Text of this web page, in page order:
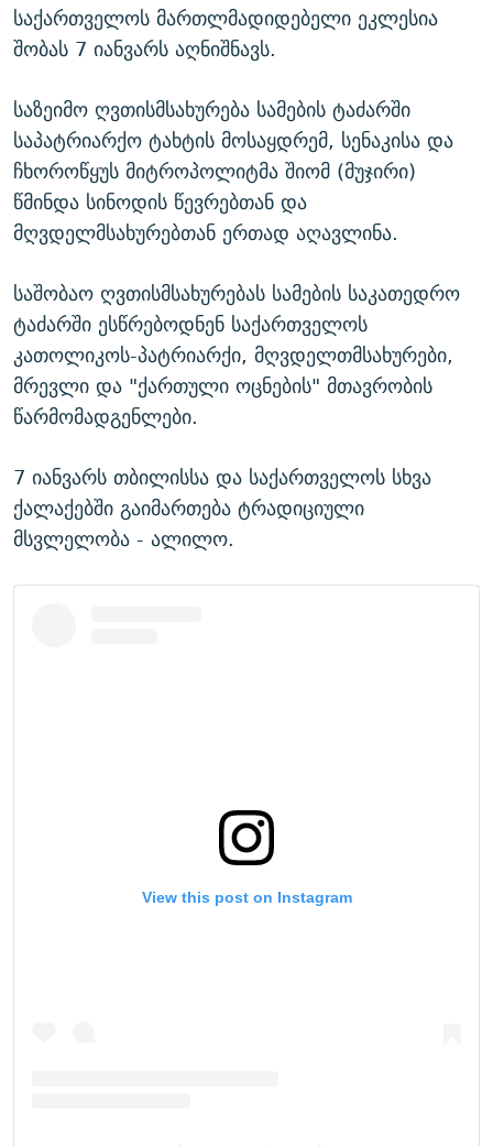
საქართველოს მართლმადიდებელი ეკლესია
შობას 7 იანვარს აღნიშნავს.
საზეიმო ღვთისმსახურება სამების ტაძარში
საპატრიარქო ტახტის მოსაყდრემ, სენაკისა და
ჩხოროწყუს მიტროპოლიტმა შიომ (მუჯირი)
წმინდა სინოდის წევრებთან და
მღვდელმსახურებთან ერთად აღავლინა.
საშობაო ღვთისმსახურებას სამების საკათედრო
ტაძარში ესწრებოდნენ საქართველოს
კათოლიკოს-პატრიარქი, მღვდელთმსახურები,
მრევლი და "ქართული ოცნების" მთავრობის
წარმომადგენლები.
7 იანვარს თბილისსა და საქართველოს სხვა
ქალაქებში გაიმართება ტრადიციული
მსვლელობა - ალილო.